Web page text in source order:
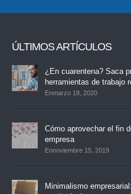
ÚLTIMOS ARTÍCULOS
¿En cuarentena? Saca
herramientas de trabajo
Enmarzo 18, 2020
Cómo aprovechar el fin
empresa
Ennoviembre 15, 2019
Minimalismo